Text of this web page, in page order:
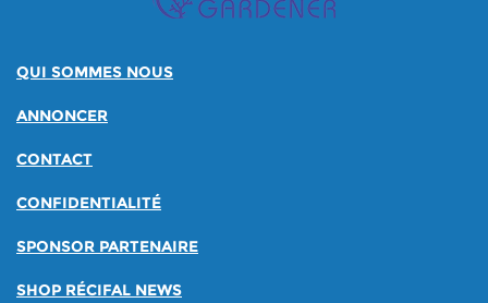
QUI SOMMES NOUS
ANNONCER
CONTACT
CONFIDENTIALITÉ
SPONSOR PARTENAIRE
SHOP RÉCIFAL NEWS